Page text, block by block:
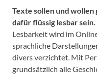
Texte sollen und wollen
dafür flüssig lesbar sein.
Lesbarkeit wird im
sprachliche
divers verzichtet. Mit
grundsätzlich alle